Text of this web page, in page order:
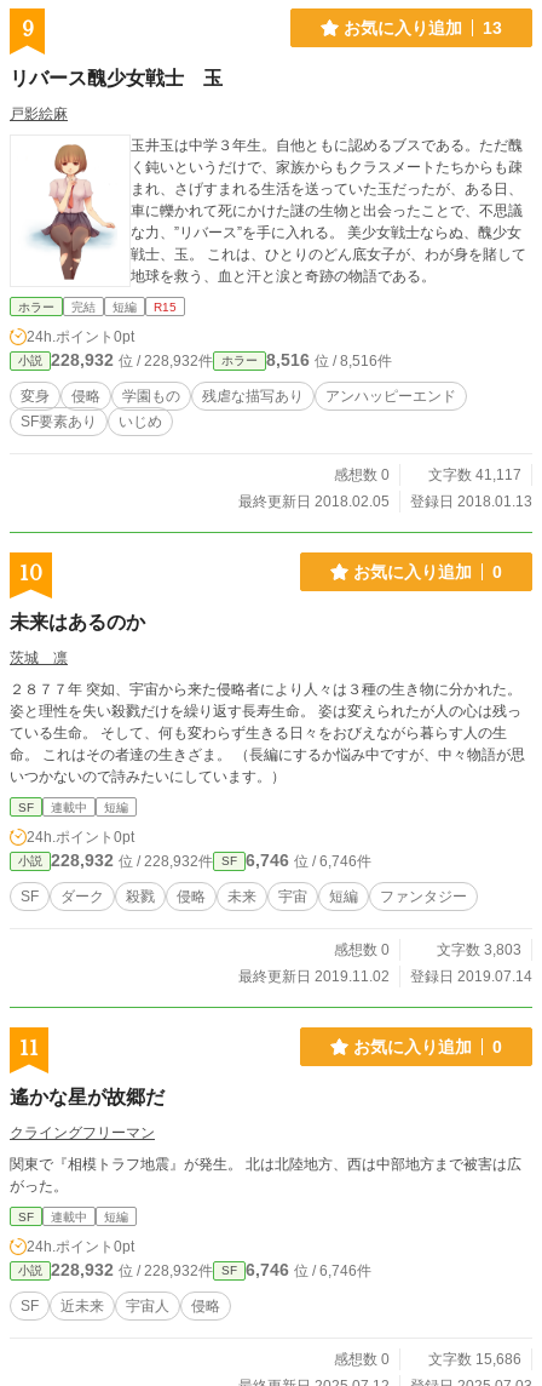
9 お気に入り追加 13
リバース醜少女戦士 玉
戸影絵麻
玉井玉は中学３年生。自他ともに認めるブスである。ただ醜
く鈍いというだけで、家族からもクラスメートたちからも疎
まれ、さげすまれる生活を送っていた玉だったが、ある日、
車に轢かれて死にかけた謎の生物と出会ったことで、不思議
な力、”リバース”を手に入れる。 美少女戦士ならぬ、醜少女
戦士、玉。 これは、ひとりのどん底女子が、わが身を賭して
地球を救う、血と汗と涙と奇跡の物語である。
ホラー 完結 短編 R15
24h.ポイント 0pt
小説 228,932 位 / 228,932件 ホラー 8,516 位 / 8,516件
変身 侵略 学園もの 残虐な描写あり
アンハッピーエンド
SF要素あり
いじめ
感想数 0
文字数 41,117
最終更新日 2018.02.05
登録日 2018.01.13
10 お気に入り追加 0
未来はあるのか
茨城 凛
２８７７年 突如、宇宙から来た侵略者により人々は３種の生き物に分かれた。
姿と理性を失い殺戮だけを繰り返す長寿生命。 姿は変えられたが人の心は残っ
ている生命。 そして、何も変わらず生きる日々をおびえながら暮らす人の生
命。 これはその者達の生きざま。 （長編にするか悩み中ですが、中々物語が思
いつかないので詩みたいにしています。）
SF 連載中 短編
24h.ポイント 0pt
小説 228,932 位 / 228,932件 SF 6,746 位 / 6,746件
SF ダーク 殺戮 侵略 未来 宇宙 短編 ファンタジー
感想数 0
文字数 3,803
最終更新日 2019.11.02
登録日 2019.07.14
11 お気に入り追加 0
遙かな星が故郷だ
クライングフリーマン
関東で『相模トラフ地震』が発生。 北は北陸地方、西は中部地方まで被害は広
がった。
SF 連載中 短編
24h.ポイント 0pt
小説 228,932 位 / 228,932件 SF 6,746 位 / 6,746件
SF 近未来 宇宙人 侵略
感想数 0
文字数 15,686